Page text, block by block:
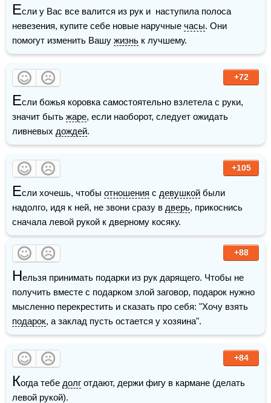
Если у Вас все валится из рук и  наступила полоса
невезения, купите себе новые наручные часы. Они
помогут изменить Вашу жизнь к лучшему.
+72
Если божья коровка самостоятельно взлетела с руки,
значит быть жаре, если наоборот, следует ожидать
ливневых дождей.
+105
Если хочешь, чтобы отношения с девушкой были
надолго, идя к ней, не звони сразу в дверь, прикоснись
сначала левой рукой к дверному косяку.
+88
Нельзя принимать подарки из рук дарящего. Чтобы не
получить вместе с подарком злой заговор, подарок нужно
подарок, а заклад пусть остается у хозяина".
+84
Когда тебе долг отдают, держи фигу в кармане (делать
левой рукой).